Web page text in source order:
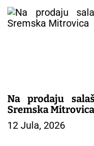
Na prodaju
Sremska Mitrovica
12 Jula, 2026